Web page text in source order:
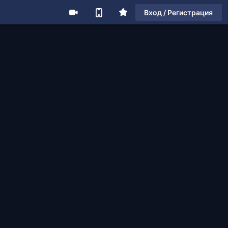
Вход / Регистрация